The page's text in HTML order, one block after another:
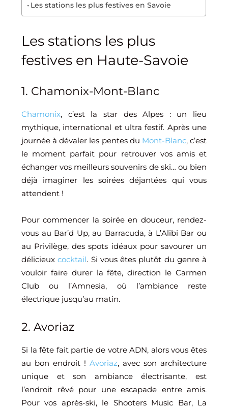
Les stations les plus festives en Savoie
Les stations les plus
festives en Haute-Savoie
1. Chamonix-Mont-Blanc
Chamonix, c’est la star des Alpes : un lieu
mythique, international et ultra festif. Après une
journée à dévaler les pentes du Mont-Blanc, c’est
le moment parfait pour retrouver vos amis et
échanger vos meilleurs souvenirs de ski… ou bien
déjà imaginer les soirées déjantées qui vous
attendent !
Pour commencer la soirée en douceur, rendez-
vous au Bar’d Up, au Barracuda, à L’Alibi Bar ou
au Privilège, des spots idéaux pour savourer un
délicieuxcocktail. Si vous êtes plutôt du genre à
vouloir faire durer la fête, direction le Carmen
Club ou l’Amnesia, où l’ambiance reste
électrique jusqu’au matin.
2. Avoriaz
Si la fête fait partie de votre ADN, alors vous êtes
au bon endroit ! Avoriaz, avec son architecture
unique et son ambiance électrisante, est
l’endroit rêvé pour une escapade entre amis.
Pour vos après-ski, le Shooters Music Bar, La